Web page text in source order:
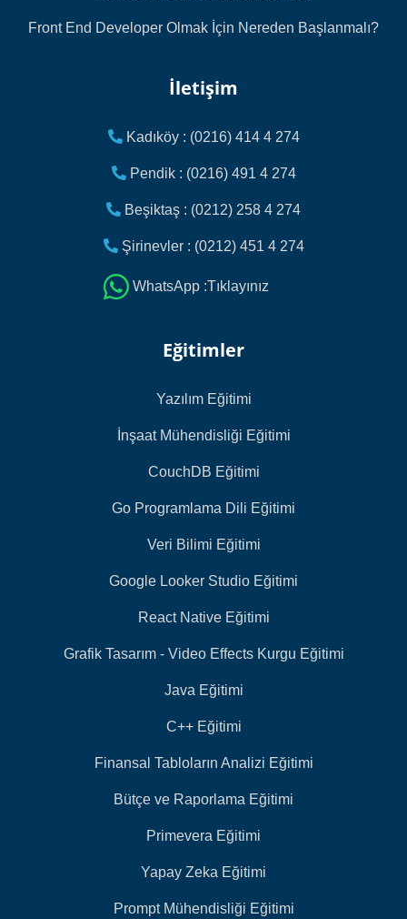
Front End Developer Olmak İçin Nereden Başlanmalı?
İletişim
Kadıköy : (0216) 414 4 274
Pendik : (0216) 491 4 274
Beşiktaş : (0212) 258 4 274
Şirinevler : (0212) 451 4 274
WhatsApp :Tıklayınız
Eğitimler
Yazılım Eğitimi
İnşaat Mühendisliği Eğitimi
CouchDB Eğitimi
Go Programlama Dili Eğitimi
Veri Bilimi Eğitimi
Google Looker Studio Eğitimi
React Native Eğitimi
Grafik Tasarım - Video Effects Kurgu Eğitimi
Java Eğitimi
C++ Eğitimi
Finansal Tabloların Analizi Eğitimi
Bütçe ve Raporlama Eğitimi
Primevera Eğitimi
Yapay Zeka Eğitimi
Prompt Mühendisliği Eğitimi